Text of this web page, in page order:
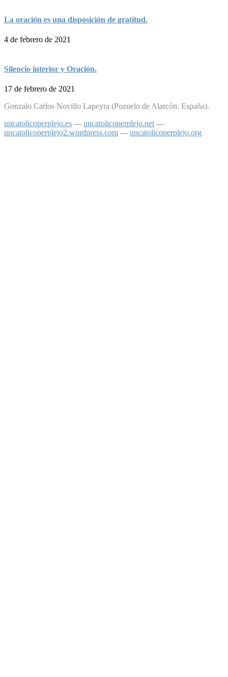
La oración es una disposición de gratitud.
4 de febrero de 2021
Silencio interior y Oración.
17 de febrero de 2021
Gonzalo Carlos Novillo Lapeyra (Pozuelo de Alarcón. España).
uncatolicoperplejo.es --- uncatolicoperplejo.net ---
uncatolicoperplejo2.wordpress.com --- uncatolicoperplejo.org